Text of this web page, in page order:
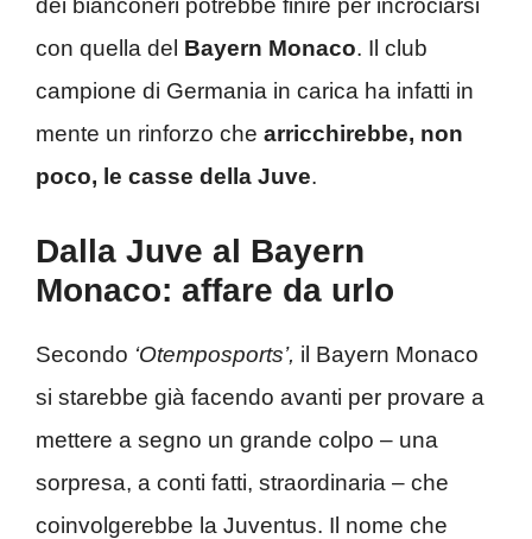
con quella del Bayern Monaco. Il club
campione di Germania in carica ha infatti in
mente un rinforzo che arricchirebbe, non
poco, le casse della Juve.
Dalla Juve al Bayern
Monaco: affare da urlo
Secondo ‘Otemposports’, il Bayern Monaco
si starebbe già facendo avanti per provare a
mettere a segno un grande colpo – una
sorpresa, a conti fatti, straordinaria – che
coinvolgerebbe la Juventus. Il nome che